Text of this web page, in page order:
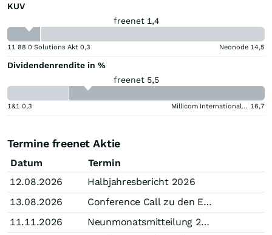
KUV
freenet 1,4
11 88 0 Solutions Akt 0,3 Neonode 14,5
Dividendenrendite in %
freenet 5,5
1&1 0,3 Millicom International Cellular 16,7
Termine freenet Aktie
Datum
Termin
12.08.2026
Halbjahresbericht 2026
13.08.2026
Conference Call zu den Ergebnissen des 2. Quartals 2026
11.11.2026
Neunmonatsmitteilung 2026